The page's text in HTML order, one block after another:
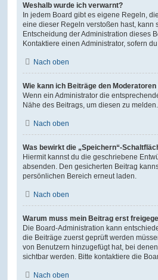
Weshalb wurde ich verwarnt?
In jedem Board gibt es eigene Regeln,
eine dieser Regeln verstoßen hast, kann
Entscheidung der Administration dieses
Kontaktiere einen Administrator, sofern
Nach oben
Wie kann ich Beiträge den Moderatoren
Wenn ein Administrator die
Nähe des Beitrags, um diesen zu
Nach oben
Was bewirkt die „Speichern“-
Hiermit kannst du die geschriebene
absenden. Den gesicherten Beitrag
persönlichen Bereich erneut laden.
Nach oben
Warum muss mein Beitrag erst
Die Board-Administration kann
die Beiträge zuerst geprüft werden
von Benutzern hinzugefügt hat, bei
sichtbar werden. Bitte kontaktiere die
Nach oben